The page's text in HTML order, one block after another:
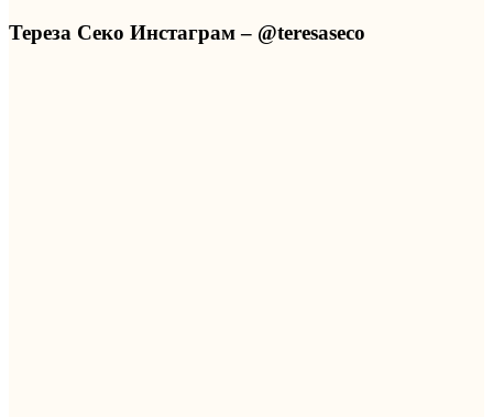
Тереза ​​Секо Инстаграм – @teresaseco